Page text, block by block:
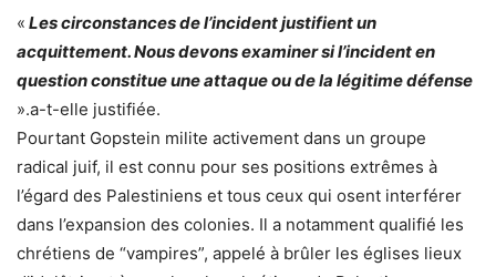
« Les circonstances de l’incident justifient un
acquittement. Nous devons examiner si l’incident en
question constitue une attaque ou de la légitime défense
».a-t-elle justifiée.
Pourtant Gopstein milite activement dans un groupe
radical juif, il est connu pour ses positions extrêmes à
l’égard des Palestiniens et tous ceux qui osent interférer
dans l’expansion des colonies. Il a notamment qualifié les
chrétiens de “vampires”, appelé à brûler les églises lieux